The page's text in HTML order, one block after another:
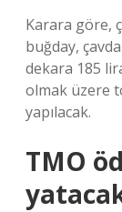
Karara göre,
buğday,
dekara 185
olmak üzere
yapılacak.
TMO